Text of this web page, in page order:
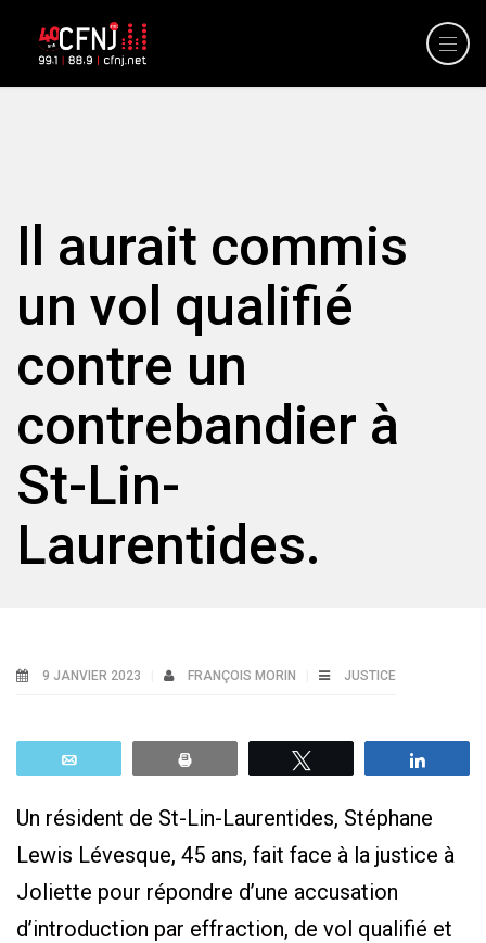
Il aurait commis
un vol qualifié
contre un
contrebandier à
St-Lin-
Laurentides.
9 JANVIER 2023 FRANÇOIS MORIN JUSTICE
Un résident de St-Lin-Laurentides, Stéphane
Lewis Lévesque, 45 ans, fait face à la justice à
Joliette pour répondre d’une accusation
d’introduction par effraction, de vol qualifié et